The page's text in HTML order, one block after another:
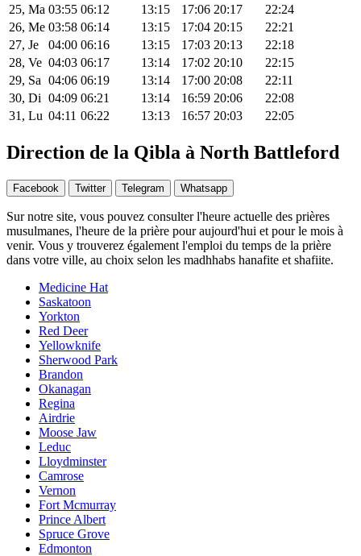
25, Ma 03:55 06:12 13:15 17:06 20:17
22:24
26, Me 03:58 06:14 13:15 17:04 20:15
22:21
27, Je
04:00 06:16 13:15 17:03 20:13
22:18
28, Ve 04:03 06:17 13:14 17:02 20:10
22:15
29, Sa 04:06 06:19 13:14 17:00 20:08
22:11
30, Di 04:09 06:21 13:14 16:59 20:06
22:08
31, Lu 04:11 06:22 13:13 16:57 20:03 22:05
Direction de la Qibla à North Battleford
Facebook Twitter Telegram Whatsapp
Sur notre site, vous pouvez consulter l'heure actuelle des prières
musulmanes, l'heure de la prière pour aujourd'hui et pour le mois à
venir. Vous y trouverez également l'emploi du temps de la prière
dans votre ville, au choix selon les madhhabs hanafite et shafiite.
Medicine Hat
Saskatoon
Yorkton
Red Deer
Yellowknife
Sherwood Park
Brandon
Okanagan
Regina
Airdrie
Moose Jaw
Leduc
Lloydminster
Camrose
Vernon
Fort Mcmurray
Prince Albert
Spruce Grove
Edmonton